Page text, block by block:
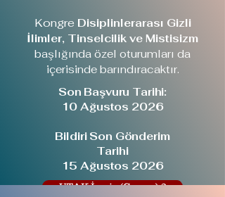
Kongre Disiplinlerarası Gizli
İlimler, Tinselcilik ve Mistisizm
başlığında özel oturumları da
içerisinde barındıracaktır.
Son Başvuru Tarihi:
10 Ağustos 2026
Bildiri Son Gönderim
Tarihi
15 Ağustos 2026
UTAK-İzmir (Çeşme)-2